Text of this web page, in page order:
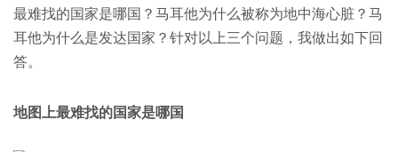
最难找的国家是哪国？马耳他为什么被称为地中海心脏？马
耳他为什么是发达国家？针对以上三个问题，我做出如下回
答。
地图上最难找的国家是哪国